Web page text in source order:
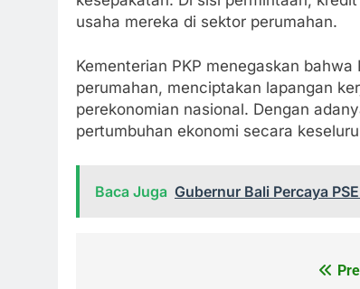
usaha mereka di sektor perumahan.
Kementerian PKP menegaskan
perumahan, menciptakan lapangan
perekonomian nasional. Dengan
pertumbuhan ekonomi secara
Baca Juga Gubernur Bali Percaya